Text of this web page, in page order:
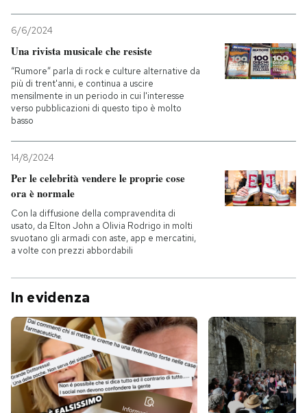
CALENDARIO
Entra
6/6/2024
Una rivista musicale che resiste
“Rumore” parla di rock e culture alternative da
più di trent'anni, e continua a uscire
mensilmente in un periodo in cui l'interesse
verso pubblicazioni di questo tipo è molto
basso
14/8/2024
Per le celebrità vendere le proprie cose
ora è normale
Con la diffusione della compravendita di
usato, da Elton John a Olivia Rodrigo in molti
svuotano gli armadi con aste, app e mercatini,
a volte con prezzi abbordabili
In evidenza